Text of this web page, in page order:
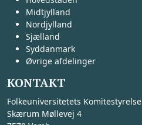
Midtjylland
Nordjylland
Sjælland
Syddanmark
Øvrige afdelinger
KONTAKT
Folkeuniversitetets Komitestyrelse
Skærum Møllevej 4